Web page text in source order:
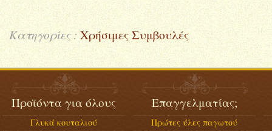
Κατηγορίες : Χρήσιμες Συμβουλές
Προϊόντα για όλους
Γλυκά κουταλιού
Επαγγελματίας;
Πρώτες ύλες παγωτού